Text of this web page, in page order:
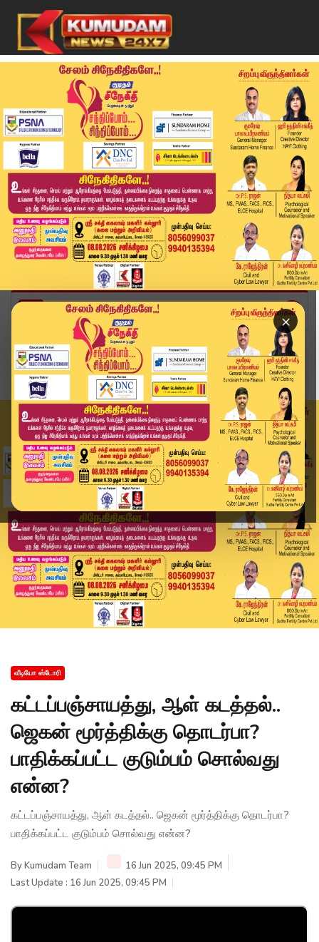
×
Home
வீடியோ ஸ்டோரி
கட்டப்பஞ்சாயத்து, ஆள் கடத்தல்.. ஜெகன் மூர்த்திக...
வீடியோ ஸ்டோரி
கட்டப்பஞ்சாயத்து, ஆள் கடத்தல்..
ஜெகன் மூர்த்திக்கு தொடர்பா?
பாதிக்கப்பட்ட குடும்பம் சொல்வது
என்ன?
கட்டப்பஞ்சாயத்து, ஆள் கடத்தல்.. ஜெகன் மூர்த்திக்கு தொடர்பா?
பாதிக்கப்பட்ட குடும்பம் சொல்வது என்ன?
ByKumudam Team
16 Jun 2025, 09:45 PM
Last Update : 16 Jun 2025, 09:45 PM